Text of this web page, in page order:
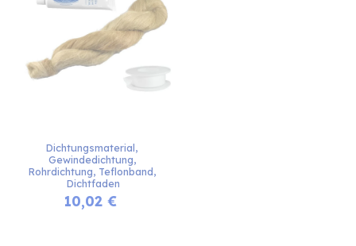
Dichtungsmaterial,
Gewindedichtung,
Rohrdichtung, Teflonband,
Dichtfaden
10,02€